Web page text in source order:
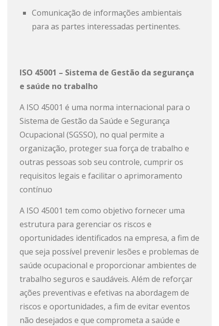
Comunicação de informações ambientais
para as partes interessadas pertinentes.
ISO 45001 – Sistema de Gestão da segurança
e saúde no trabalho
A ISO 45001 é uma norma internacional para o
Sistema de Gestão da Saúde e Segurança
Ocupacional (SGSSO), no qual permite a
organização, proteger sua força de trabalho e
outras pessoas sob seu controle, cumprir os
requisitos legais e facilitar o aprimoramento
contínuo
A ISO 45001 tem como objetivo fornecer uma
estrutura para gerenciar os riscos e
oportunidades identificados na empresa, a fim de
que seja possível prevenir lesões e problemas de
saúde ocupacional e proporcionar ambientes de
trabalho seguros e saudáveis. Além de reforçar
ações preventivas e efetivas na abordagem de
riscos e oportunidades, a fim de evitar eventos
não desejados e que comprometa a saúde e